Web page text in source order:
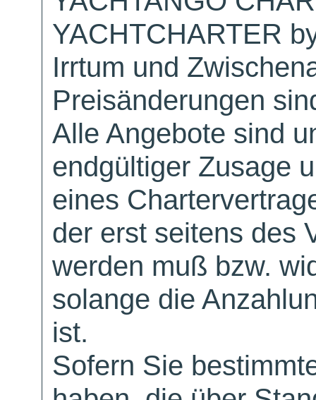
YACHTCHARTER
Irrtum und
Preisänderungen
Alle Angebote sind
endgültiger Zusage
eines
der erst seitens des
werden muß bzw.
solange die
ist.
Sofern Sie